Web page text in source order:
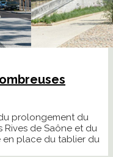
prolongement du
Rives de Saône et du
en place du tablier du